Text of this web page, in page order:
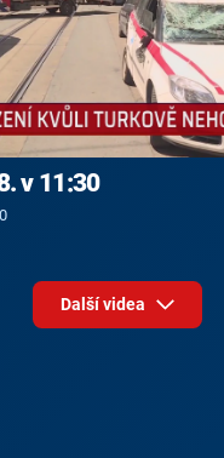
v 11:30
Další videa